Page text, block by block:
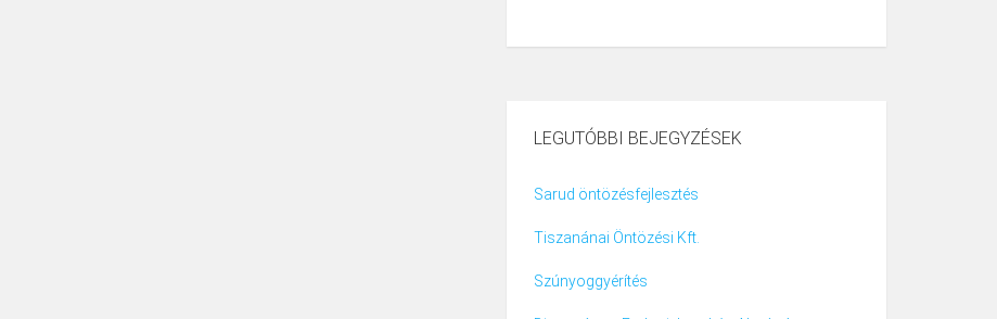
LEGUTÓBBI BEJEGYZÉSEK
Sarud öntözésfejlesztés
Tiszanánai Öntözési Kft.
Szúnyoggyérítés